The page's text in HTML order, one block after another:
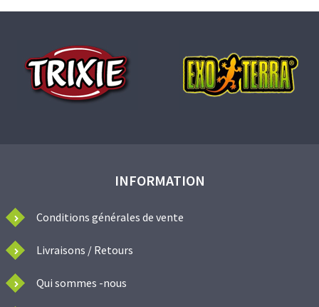
INFORMATION
Conditions générales de vente
Livraisons / Retours
Qui sommes -nous